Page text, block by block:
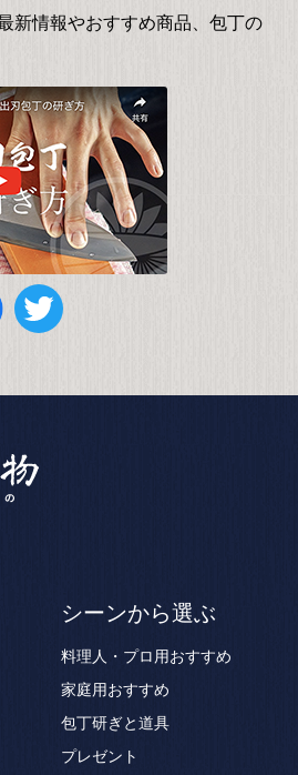
新情報やおすすめ商品、包丁の
シーンから選ぶ
料理人・プロ用おすすめ
家庭用おすすめ
包丁研ぎと道具
プレゼント